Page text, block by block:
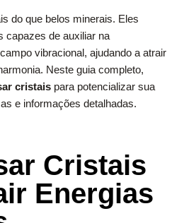
do que belos minerais. Eles
capazes de auxiliar na
vibracional, ajudando a atrair
Neste guia completo,
cristais para potencializar sua
e informações detalhadas.
Cristais
Energias